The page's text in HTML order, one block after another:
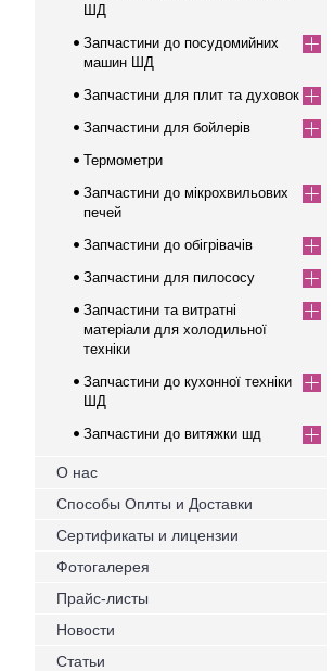
ШД
Запчастини до посудомийних
машин ШД
Запчастини для плит та духовок
Запчастини для бойлерів
Термометри
Запчастини до мікрохвильових
печей
Запчастини до обігрівачів
Запчастини для пилососу
Запчастини та витратні
матеріали для холодильної
техніки
Запчастини до кухонної техніки
ШД
Запчастини до витяжки шд
О нас
Способы Оплты и Доставки
Сертификаты и лицензии
Фотогалерея
Прайс-листы
Новости
Статьи